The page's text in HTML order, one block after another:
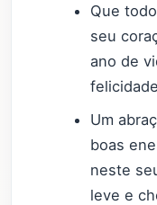
Que
seu
ano de
Um
boas
neste
leve e